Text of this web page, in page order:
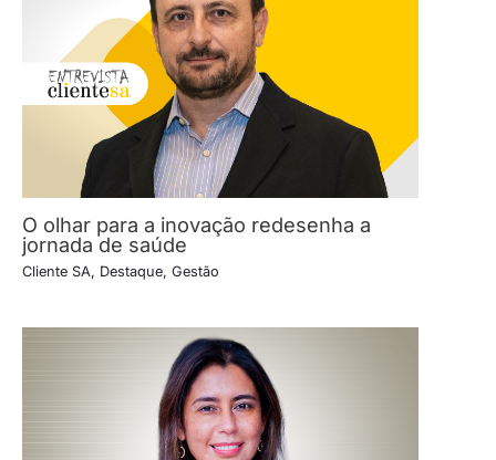
O olhar para a inovação redesenha a
jornada de saúde
Cliente SA, Destaque, Gestão